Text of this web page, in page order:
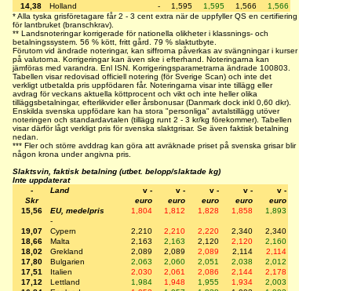
14,38
Holland - 1,595 1,595 1,566
1,566
* Alla tyska grisföretagare får 2 - 3 cent extra när de uppfyller QS en certifiering
för lantbruket (branschkrav).
** Landsnoteringar korrigerade för nationella olikheter i klassnings- och
betalningssystem. 56 % kött, fritt gård. 79 % slaktutbyte.
Förutom vid ändrade noteringar, kan siffrorna påverkas av svängningar i kurser
på valutorna. Korrigeringar kan även ske i efterhand. Noteringarna kan
jämföras med varandra. Enl ISN. Korrigeringsparametrarna ändrade 100803.
Tabellen visar redovisad officiell notering (för Sverige Scan) och inte det
verkligt utbetalda pris uppfödaren får. Noteringarna visar inte tillägg eller
avdrag för veckans aktuella köttprocent och vikt och inte heller olika
tilläggsbetalningar, efterlikvider eller årsbonusar (Danmark dock inkl 0,60 dkr).
Enskilda svenska uppfödare kan ha stora "personliga" avtalstillägg utöver
noteringen och standardavtalen (tillägg runt 2 - 3 kr/kg förekommer). Tabellen
visar därför lågt verkligt pris för svenska slaktgrisar. Se även faktisk betalning
nedan.
*** Fler och större avddrag kan göra att avräknade priset på svenska grisar blir
någon krona under angivna pris.
Slaktsvin, faktisk betalning (utbet. belopp/slaktade kg)
Inte uppdaterat
-
Land v - v - v - v -
v -
Skr
euro euro euro euro
euro
15,56
EU, medelpris 1,804 1,812 1,828 1,858
1,893
-
19,07
Cypern 2,210 2,210 2,220 2,340
2,340
18,66
Malta 2,163 2,163 2,120 2,120
2,160
18,02
Grekland 2,089 2,089 2,089 2,114
2,114
17,80
Bulgarien 2,063 2,060 2,051 2,038
2,012
17,51
Italien 2,030 2,061 2,086 2,144
2,178
17,12
Lettland 1,984 1,948 1,955 1,934
2,003